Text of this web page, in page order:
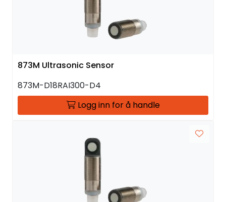
873M Ultrasonic Sensor
873M-D18RAI300-D4
Logg inn for å handle